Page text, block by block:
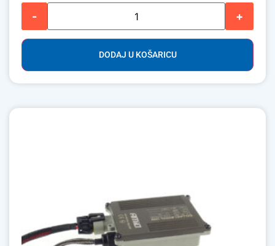
- +
DODAJ U KOŠARICU